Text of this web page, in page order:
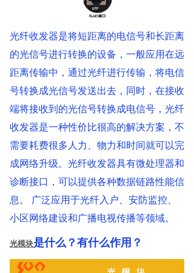
光纤收发器是将短距离的电信号和长距离
的光信号进行转换的设备，一般应用在远
距离传输中，通过光纤进行传输，将电信
号转换成光信号发送出去，同时，在接收
端将接收到的光信号转换成电信号，光纤
收发器是一种性价比很高的解决方案，不
需要耗费很多人力、物力和时间就可以完
成网络升级。光纤收发器具有微处理器和
诊断接口，可以提供各种数据链路性能信
息。 广泛应用于光纤入户、安防监控、
小区网络建设和广播电视传播等领域。
光模块是什么？有什么作用？